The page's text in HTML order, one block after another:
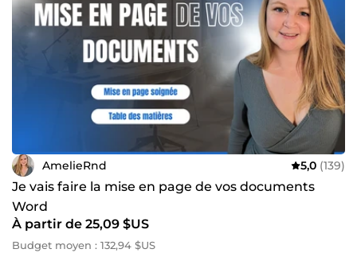
AmelieRnd 5,0 (139)
Je vais faire la mise en page de vos documents
Word
À partir de 25,09 $US
Budget moyen : 132,94 $US